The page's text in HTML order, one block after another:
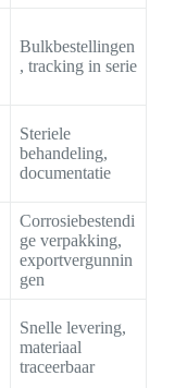
Bulkbestellingen
, tracking in serie
Steriele
behandeling,
documentatie
Corrosiebestendi
ge verpakking,
exportvergunnin
gen
Snelle levering,
materiaal
traceerbaar